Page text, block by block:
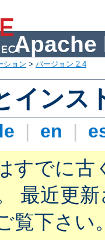
Apache
ション > バージョン 2.4
インス
| en |
すでに古
最近更
覧下さい